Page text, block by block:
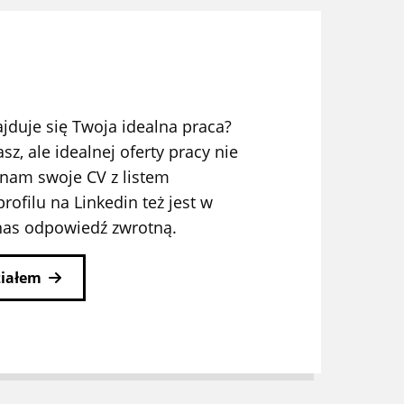
się Twoja idealna praca?
ale idealnej oferty pracy nie
swoje CV z listem
na Linkedin też jest w
odpowiedź zwrotną.